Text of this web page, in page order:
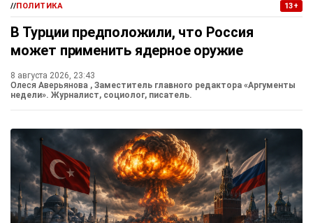
//ПОЛИТИКА 13+
В Турции предположили, что Россия
может применить ядерное оружие
8 августа 2026, 23:43
Олеся Аверьянова , Заместитель главного редактора «Аргументы
недели». Журналист, социолог, писатель.